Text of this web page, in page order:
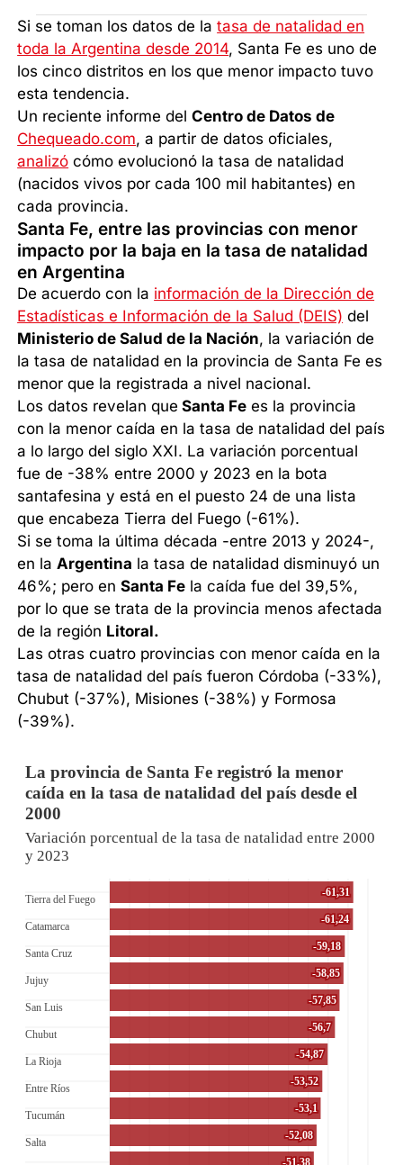
Si se toman los datos de latasa de natalidad en
toda la Argentina desde 2014, Santa Fe es uno de
los cinco distritos en los que menor impacto tuvo
esta tendencia.
Un reciente informe delCentro de Datos de
Chequeado.com, a partir de datos oficiales,
analizó cómo evolucionó la tasa de natalidad
(nacidos vivos por cada 100 mil habitantes) en
cada provincia.
Santa Fe, entre las provincias con menor
impacto por la baja en la tasa de natalidad
en Argentina
De acuerdo con la información de la Dirección de
Estadísticas e Información de la Salud (DEIS) del
Ministerio de Salud de la Nación, la variación de
la tasa de natalidad en la provincia de Santa Fe es
menor que la registrada a nivel nacional.
Los datos revelan que Santa Fe es la provincia
con la menor caída en la tasa de natalidad del país
a lo largo del siglo XXI. La variación porcentual
fue de -38% entre 2000 y 2023 en la bota
santafesina y está en el puesto 24 de una lista
que encabeza Tierra del Fuego (-61%).
Si se toma la última década -entre 2013 y 2024-,
en la Argentina la tasa de natalidad disminuyó un
46%; pero enSanta Fe la caída fue del 39,5%,
por lo que se trata de la provincia menos afectada
de la región Litoral.
Las otras cuatro provincias con menor caída en la
tasa de natalidad del país fueron Córdoba (-33%),
Chubut (-37%), Misiones (-38%) y Formosa
(-39%).